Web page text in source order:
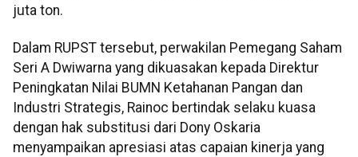
juta ton.
Dalam RUPST tersebut, perwakilan Pemegang Saham
Seri A Dwiwarna yang dikuasakan kepada Direktur
Peningkatan Nilai BUMN Ketahanan Pangan dan
Industri Strategis, Rainoc bertindak selaku kuasa
dengan hak substitusi dari Dony Oskaria
menyampaikan apresiasi atas capaian kinerja yang